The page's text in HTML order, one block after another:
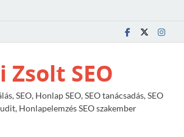
Zsolt SEO
SEO, Honlap SEO, SEO tanácsadás, SEO
Honlapelemzés SEO szakember